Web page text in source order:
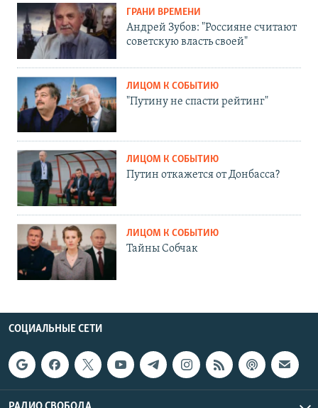
ГРАНИ ВРЕМЕНИ
Андрей Зубов: "Россияне считают
советскую власть своей"
ЛИЦОМ К СОБЫТИЮ
"Путину не спасти рейтинг"
ЛИЦОМ К СОБЫТИЮ
Путин откажется от Донбасса?
ЛИЦОМ К СОБЫТИЮ
Тайны Собчак
СОЦИАЛЬНЫЕ СЕТИ